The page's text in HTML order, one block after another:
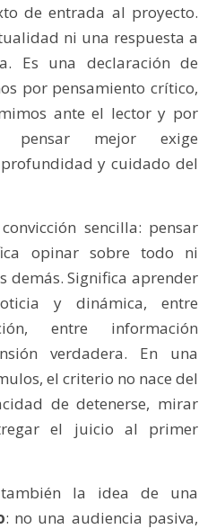
de entrada al proyecto.
ni una respuesta a
Es una declaración de
por pensamiento crítico,
ante el lector y por
pensar mejor exige
y cuidado del
sencilla: pensar
opinar sobre todo ni
demás. Significa aprender
y dinámica, entre
entre información
verdadera. En una
el criterio no nace del
de detenerse, mirar
el juicio al primer
también la idea de una
: no una audiencia pasiva,